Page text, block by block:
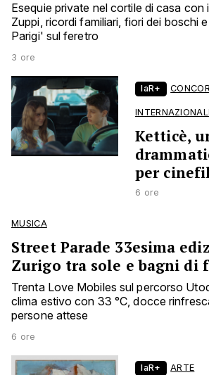
Esequie private nel cortile di casa con
Zuppi, ricordi familiari, fiori dei boschi
Parigi' sul feretro
3 ore
laR+
Ketticè,
per
6 ore
MUSICA
Street Parade 33esima
Zurigo tra sole e bagni di
Trenta Love Mobiles sul percorso
clima estivo con 33 °C, docce
persone attese
6 ore
laR+ ARTE